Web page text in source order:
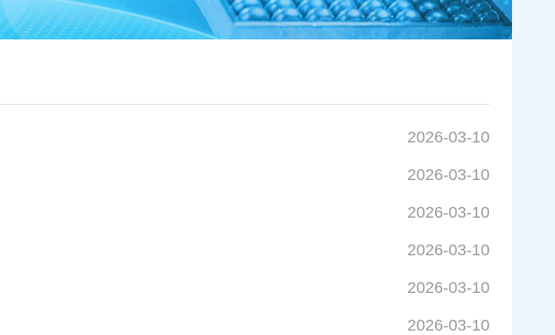
2026-03-10
2026-03-10
2026-03-10
2026-03-10
2026-03-10
2026-03-10